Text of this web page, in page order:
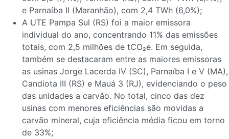
e Parnaíba II (Maranhão), com 2,4 TWh (6,0%);
A UTE Pampa Sul (RS) foi a maior emissora
individual do ano, concentrando 11% das emissões
totais, com 2,5 milhões de tCO₂e. Em seguida,
também se destacaram entre as maiores emissoras
as usinas Jorge Lacerda IV (SC), Parnaíba I e V (MA),
Candiota III (RS) e Mauá 3 (RJ), evidenciando o peso
das unidades a carvão. No total, cinco das dez
usinas com menores eficiências são movidas a
carvão mineral, cuja eficiência média ficou em torno
de 33%;